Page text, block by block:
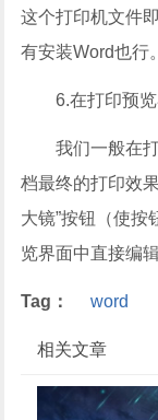
这个打印机文件
有安装Word也行。
6.在打印预览
我们一般在打
档最终的打印效
大镜”按钮（使按
览界面中直接编
Tag： word
相关文章